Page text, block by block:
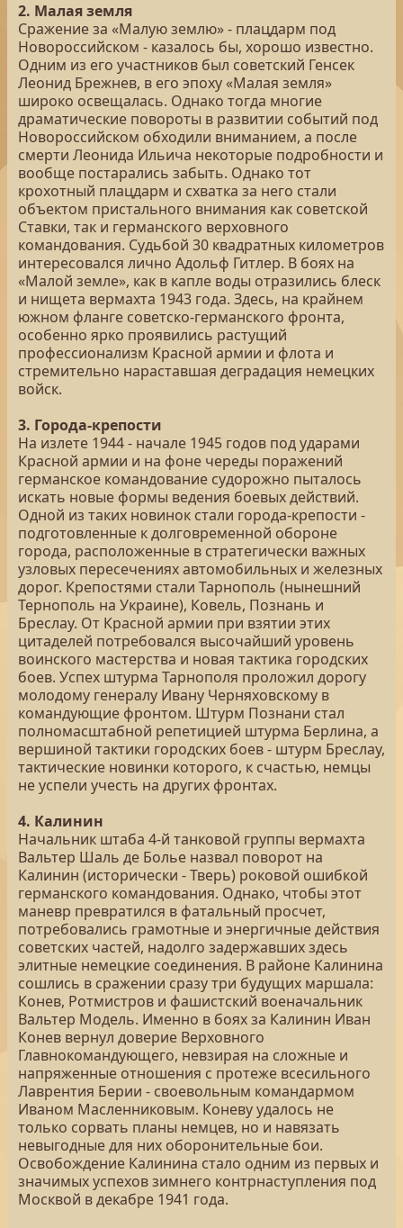
2. Малая земля
Сражение за «Малую землю» - плацдарм под
Новороссийском - казалось бы, хорошо известно.
Одним из его участников был советский Генсек
Леонид Брежнев, в его эпоху «Малая земля»
широко освещалась. Однако тогда многие
драматические повороты в развитии событий под
Новороссийском обходили вниманием, а после
смерти Леонида Ильича некоторые подробности и
вообще постарались забыть. Однако тот
крохотный плацдарм и схватка за него стали
объектом пристального внимания как советской
Ставки, так и германского верховного
командования. Судьбой 30 квадратных километров
интересовался лично Адольф Гитлер. В боях на
«Малой земле», как в капле воды отразились блеск
и нищета вермахта 1943 года. Здесь, на крайнем
южном фланге советско-германского фронта,
особенно ярко проявились растущий
профессионализм Красной армии и флота и
стремительно нараставшая деградация немецких
войск.
3. Города-крепости
На излете 1944 - начале 1945 годов под ударами
Красной армии и на фоне череды поражений
германское командование судорожно пыталось
искать новые формы ведения боевых действий.
Одной из таких новинок стали города-крепости -
подготовленные к долговременной обороне
города, расположенные в стратегически важных
узловых пересечениях автомобильных и железных
дорог. Крепостями стали Тарнополь (нынешний
Тернополь на Украине), Ковель, Познань и
Бреслау. От Красной армии при взятии этих
цитаделей потребовался высочайший уровень
воинского мастерства и новая тактика городских
боев. Успех штурма Тарнополя проложил дорогу
молодому генералу Ивану Черняховскому в
командующие фронтом. Штурм Познани стал
полномасштабной репетицией штурма Берлина, а
вершиной тактики городских боев - штурм Бреслау,
тактические новинки которого, к счастью, немцы
не успели учесть на других фронтах.
4. Калинин
Начальник штаба 4-й танковой группы вермахта
Вальтер Шаль де Болье назвал поворот на
Калинин (исторически - Тверь) роковой ошибкой
германского командования. Однако, чтобы этот
маневр превратился в фатальный просчет,
потребовались грамотные и энергичные действия
советских частей, надолго задержавших здесь
элитные немецкие соединения. В районе Калинина
сошлись в сражении сразу три будущих маршала:
Конев, Ротмистров и фашистский военачальник
Вальтер Модель. Именно в боях за Калинин Иван
Конев вернул доверие Верховного
Главнокомандующего, невзирая на сложные и
напряженные отношения с протеже всесильного
Лаврентия Берии - своевольным командармом
Иваном Масленниковым. Коневу удалось не
только сорвать планы немцев, но и навязать
невыгодные для них оборонительные бои.
Освобождение Калинина стало одним из первых и
значимых успехов зимнего контрнаступления под
Москвой в декабре 1941 года.